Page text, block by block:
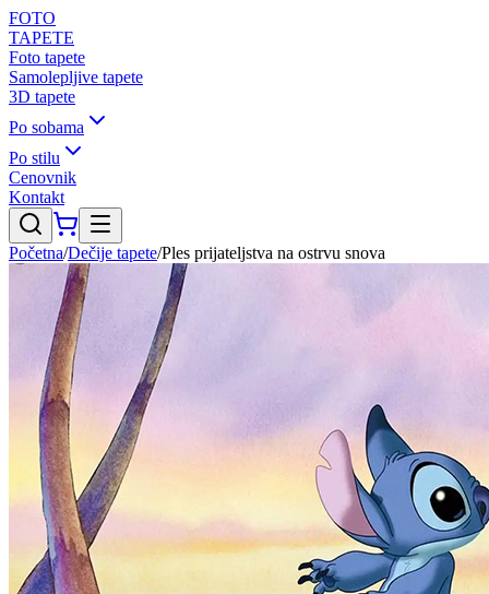
FOTO
TAPETE
Foto tapete
Samolepljive tapete
3D tapete
Po sobama
Po stilu
Cenovnik
Kontakt
Početna/Dečije tapete/Ples prijateljstva na ostrvu snova